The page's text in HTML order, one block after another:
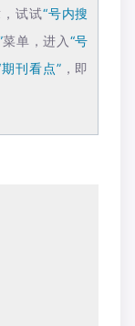
试试“号内搜
菜单，进入 “号
期刊看点” ，即